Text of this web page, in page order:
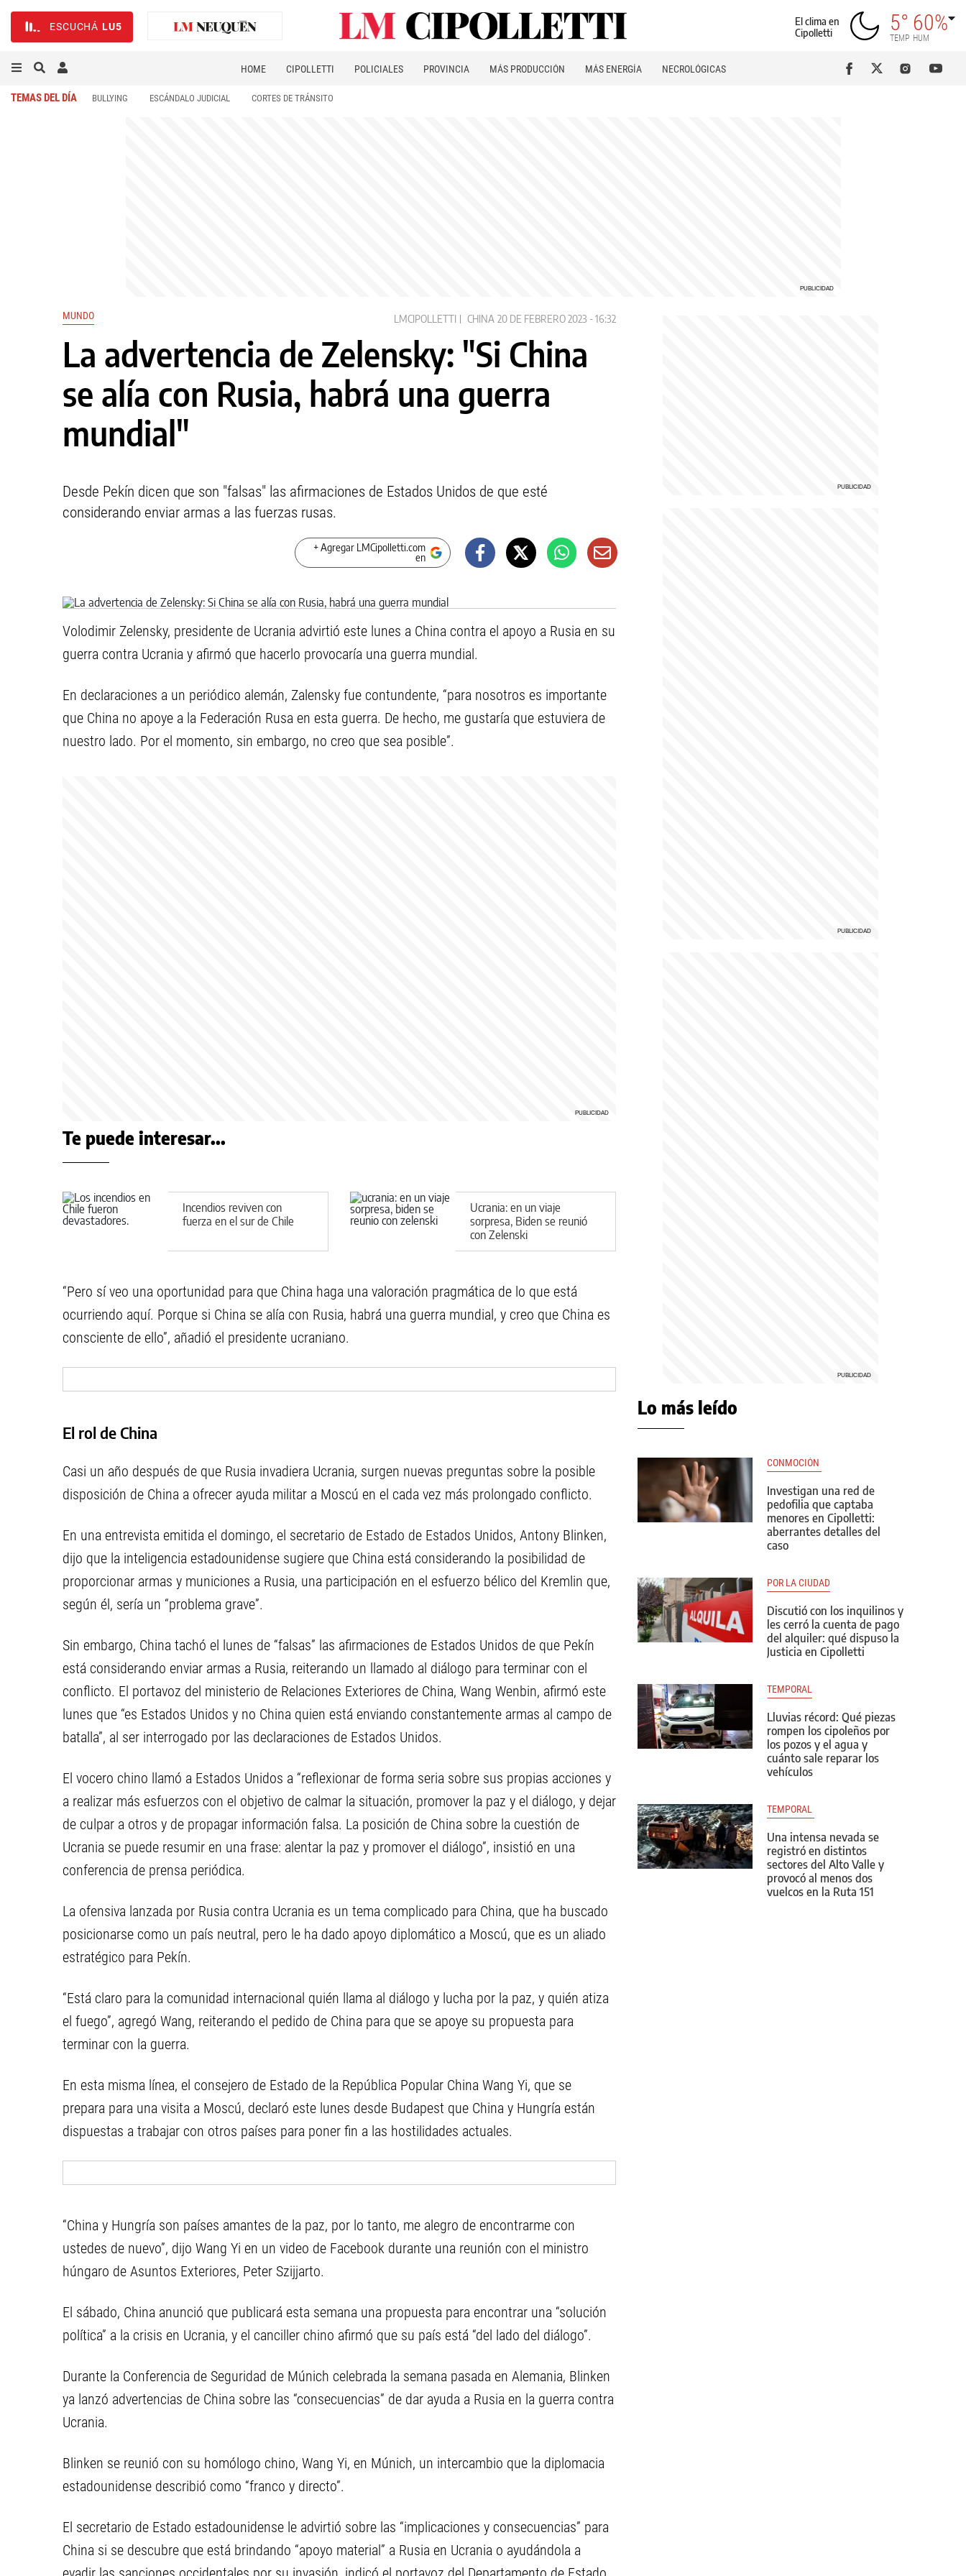
ESCUCHÁ LU5
El clima en
Cipolletti
5°
TEMP
60%
HUM
HOME CIPOLLETTI POLICIALES PROVINCIA MÁS PRODUCCIÓN MÁS ENERGÍA NECROLÓGICAS
TEMAS DEL DÍA BULLYING ESCÁNDALO JUDICIAL CORTES DE TRÁNSITO
MUNDO LMCIPOLLETTI CHINA 20 DE FEBRERO 2023 - 16:32
La advertencia de Zelensky: "Si China
se alía con Rusia, habrá una guerra
mundial"
Desde Pekín dicen que son "falsas" las afirmaciones de Estados Unidos de que esté
considerando enviar armas a las fuerzas rusas.
+ Agregar LMCipolletti.com
en
Volodimir Zelensky, presidente de Ucrania advirtió este lunes a China contra el apoyo a Rusia en su
guerra contra Ucrania y afirmó que hacerlo provocaría una guerra mundial.
En declaraciones a un periódico alemán, Zalensky fue contundente, “para nosotros es importante
que China no apoye a la Federación Rusa en esta guerra. De hecho, me gustaría que estuviera de
nuestro lado. Por el momento, sin embargo, no creo que sea posible”.
Te puede interesar...
Incendios reviven con
fuerza en el sur de Chile
Ucrania: en un viaje
sorpresa, Biden se reunió
con Zelenski
“Pero sí veo una oportunidad para que China haga una valoración pragmática de lo que está
ocurriendo aquí. Porque si China se alía con Rusia, habrá una guerra mundial, y creo que China es
consciente de ello”, añadió el presidente ucraniano.
El rol de China
Casi un año después de que Rusia invadiera Ucrania, surgen nuevas preguntas sobre la posible
disposición de China a ofrecer ayuda militar a Moscú en el cada vez más prolongado conflicto.
En una entrevista emitida el domingo, el secretario de Estado de Estados Unidos, Antony Blinken,
dijo que la inteligencia estadounidense sugiere que China está considerando la posibilidad de
proporcionar armas y municiones a Rusia, una participación en el esfuerzo bélico del Kremlin que,
según él, sería un “problema grave”.
Sin embargo, China tachó el lunes de “falsas” las afirmaciones de Estados Unidos de que Pekín
está considerando enviar armas a Rusia, reiterando un llamado al diálogo para terminar con el
conflicto. El portavoz del ministerio de Relaciones Exteriores de China, Wang Wenbin, afirmó este
lunes que “es Estados Unidos y no China quien está enviando constantemente armas al campo de
batalla”, al ser interrogado por las declaraciones de Estados Unidos.
El vocero chino llamó a Estados Unidos a “reflexionar de forma seria sobre sus propias acciones y
a realizar más esfuerzos con el objetivo de calmar la situación, promover la paz y el diálogo, y dejar
de culpar a otros y de propagar información falsa. La posición de China sobre la cuestión de
Ucrania se puede resumir en una frase: alentar la paz y promover el diálogo”, insistió en una
conferencia de prensa periódica.
La ofensiva lanzada por Rusia contra Ucrania es un tema complicado para China, que ha buscado
posicionarse como un país neutral, pero le ha dado apoyo diplomático a Moscú, que es un aliado
estratégico para Pekín.
“Está claro para la comunidad internacional quién llama al diálogo y lucha por la paz, y quién atiza
el fuego”, agregó Wang, reiterando el pedido de China para que se apoye su propuesta para
terminar con la guerra.
En esta misma línea, el consejero de Estado de la República Popular China Wang Yi, que se
prepara para una visita a Moscú, declaró este lunes desde Budapest que China y Hungría están
dispuestas a trabajar con otros países para poner fin a las hostilidades actuales.
“China y Hungría son países amantes de la paz, por lo tanto, me alegro de encontrarme con
ustedes de nuevo”, dijo Wang Yi en un video de Facebook durante una reunión con el ministro
húngaro de Asuntos Exteriores, Peter Szijjarto.
El sábado, China anunció que publicará esta semana una propuesta para encontrar una “solución
política” a la crisis en Ucrania, y el canciller chino afirmó que su país está “del lado del diálogo”.
Durante la Conferencia de Seguridad de Múnich celebrada la semana pasada en Alemania, Blinken
ya lanzó advertencias de China sobre las “consecuencias” de dar ayuda a Rusia en la guerra contra
Ucrania.
Blinken se reunió con su homólogo chino, Wang Yi, en Múnich, un intercambio que la diplomacia
estadounidense describió como “franco y directo”.
El secretario de Estado estadounidense le advirtió sobre las “implicaciones y consecuencias” para
China si se descubre que está brindando “apoyo material” a Rusia en Ucrania o ayudándola a
Lo más leído
CONMOCIÓN
Investigan una red de
pedofilia que captaba
menores en Cipolletti:
aberrantes detalles del
caso
POR LA CIUDAD
Discutió con los inquilinos y
les cerró la cuenta de pago
del alquiler: qué dispuso la
Justicia en Cipolletti
TEMPORAL
Lluvias récord: Qué piezas
rompen los cipoleños por
los pozos y el agua y
cuánto sale reparar los
vehículos
TEMPORAL
Una intensa nevada se
registró en distintos
sectores del Alto Valle y
provocó al menos dos
vuelcos en la Ruta 151